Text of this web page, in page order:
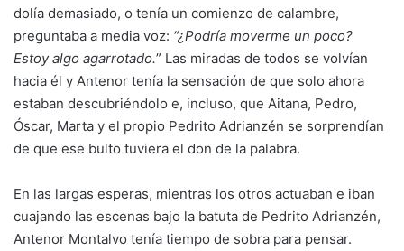
dolía demasiado, o tenía un comienzo de calambre,
preguntaba a media voz: “¿Podría moverme un poco?
Estoy algo agarrotado.” Las miradas de todos se volvían
hacia él y Antenor tenía la sensación de que solo ahora
estaban descubriéndolo e, incluso, que Aitana, Pedro,
Óscar, Marta y el propio Pedrito Adrianzén se sorprendían
de que ese bulto tuviera el don de la palabra.
En las largas esperas, mientras los otros actuaban e iban
cuajando las escenas bajo la batuta de Pedrito Adrianzén,
Antenor Montalvo tenía tiempo de sobra para pensar.